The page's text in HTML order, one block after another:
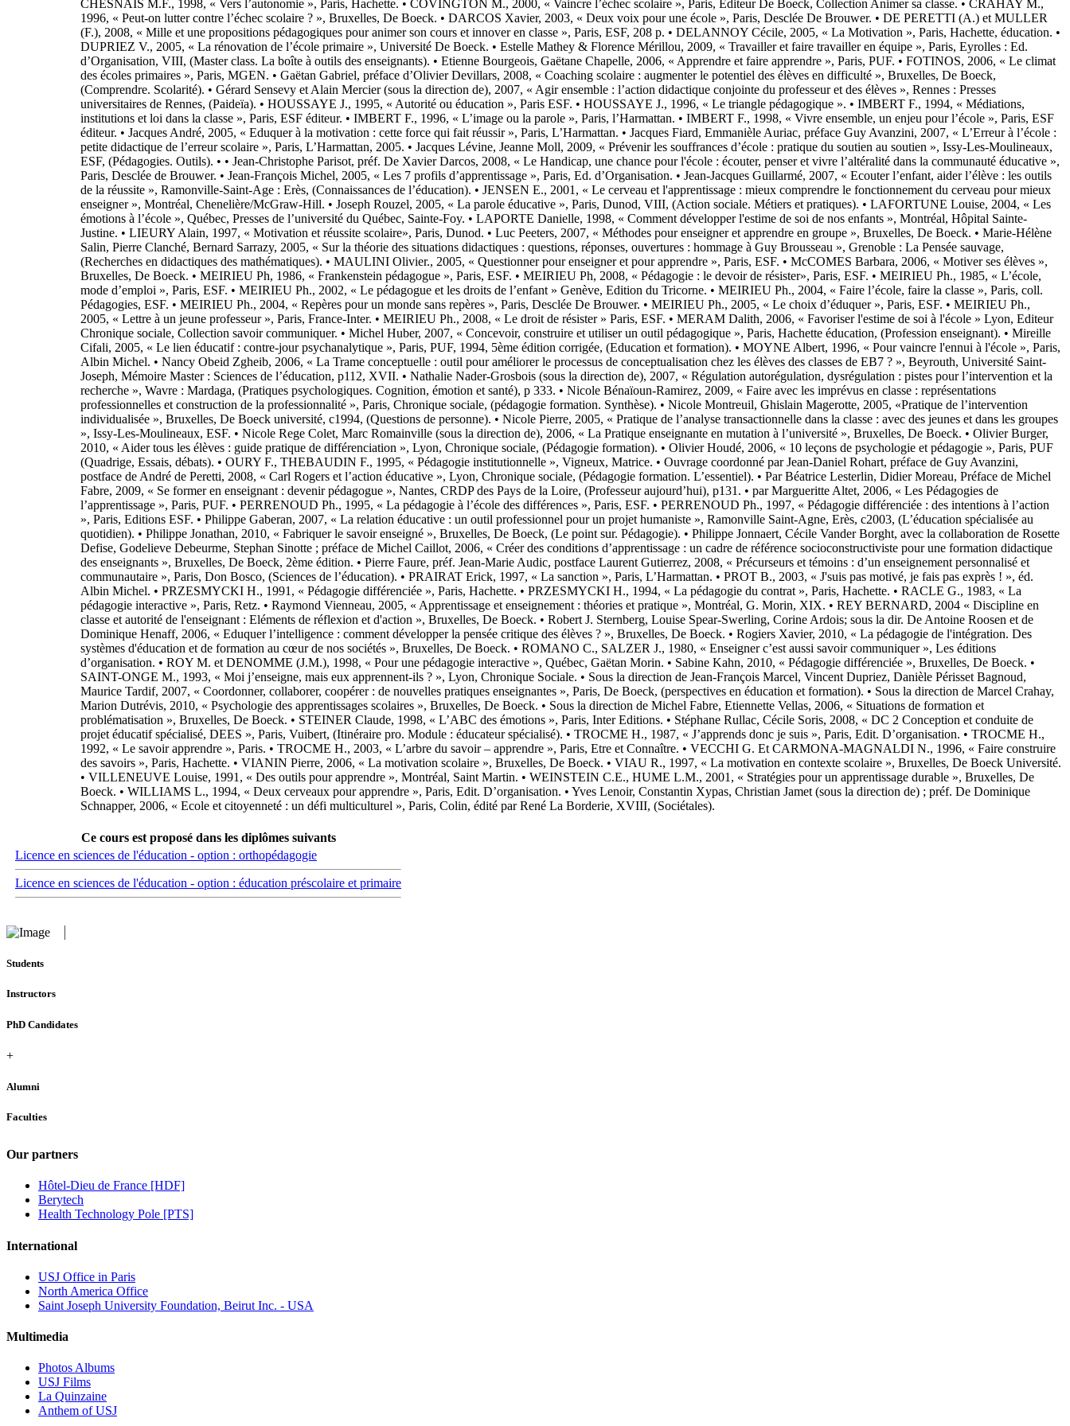
Ce cours est proposé dans les diplômes suivants
Licence en sciences de l'éducation - option : orthopédagogie
Licence en sciences de l'éducation - option : éducation préscolaire et primaire
Students
Instructors
PhD Candidates
+
Alumni
Faculties
Our partners
Hôtel-Dieu de France [HDF]
Berytech
Health Technology Pole [PTS]
International
USJ Office in Paris
North America Office
Saint Joseph University Foundation, Beirut Inc. - USA
Multimedia
Photos Albums
USJ Films
La Quinzaine
Anthem of USJ